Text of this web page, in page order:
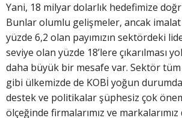
Yani, 18 milyar dolarlık hedefimize
Bunlar olumlu gelişmeler, ancak
yüzde 6,2 olan payımızın sektördeki
seviye olan yüzde 18’lere çıkarılması
daha büyük bir mesafe var. Sektör
gibi ülkemizde de KOBİ yoğun
destek ve politikalar şüphesiz çok
ölçeğinde firmalarımız ve